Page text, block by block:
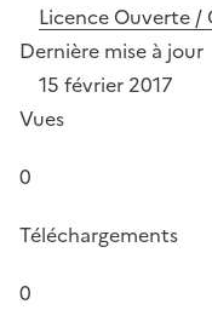
Licence Ouverte /
Dernière mise à jour
15 février 2017
Vues
0
Téléchargements
0